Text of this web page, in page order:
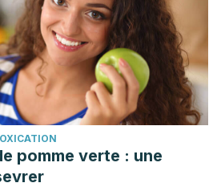
pomme verte : une